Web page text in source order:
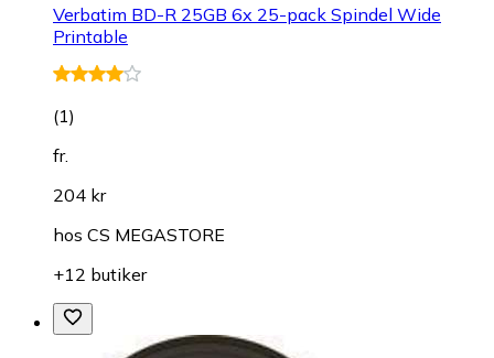
Verbatim BD-R 25GB 6x 25-pack Spindel Wide
Printable
(1)
fr.
204 kr
hos CS MEGASTORE
+12 butiker